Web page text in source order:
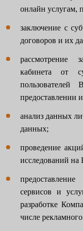
онлайн услугам,
заключение с
договоров и их
рассмотрение
кабинета от
пользователей
предоставлении
анализ данных
данных;
проведение
исследований на
сервисов и
разработке
числе